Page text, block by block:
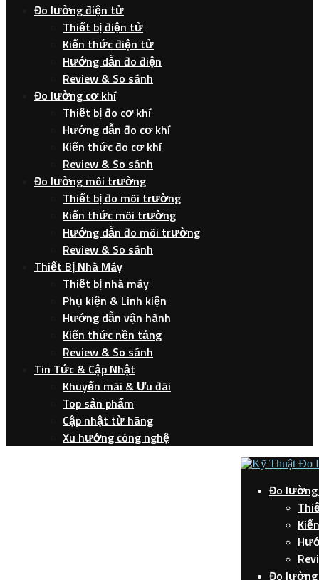
Đo lường điện tử
Thiết bị điện tử
Kiến thức điện tử
Hướng dẫn đo điện
Review & So sánh
Đo lường cơ khí
Thiết bị đo cơ khí
Hướng dẫn đo cơ khí
Kiến thức đo cơ khí
Review & So sánh
Đo lường môi trường
Thiết bị đo môi trường
Kiến thức môi trường
Hướng dẫn đo môi trường
Review & So sánh
Thiết Bị Nhà Máy
Thiết bị nhà máy
Phụ kiện & Linh kiện
Hướng dẫn vận hành
Kiến thức nền tảng
Review & So sánh
Tin Tức & Cập Nhật
Khuyến mãi & Ưu đãi
Top sản phẩm
Cập nhật từ hãng
Xu hướng công nghệ
Đo
Đo